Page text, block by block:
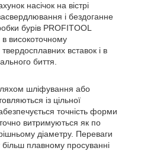
насічок на вістрі
і бездоганне
бурів PROFITOOL
високоточному
вставок і в
биття.
шліфування або
із цільної
точність форми
витримуються як по
діаметру. Переваги
плавному просуванні